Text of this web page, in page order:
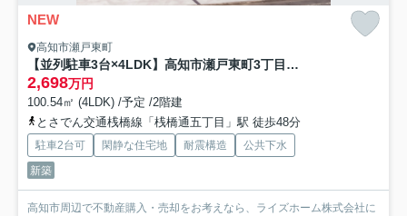
NEW
高知市瀬戸東町
【並列駐車3台×4LDK】高知市瀬戸東町3丁目建売1
2,698万円
100.54㎡ (4LDK) /予定 /2階建
とさでん交通桟橋線「桟橋通五丁目」駅 徒歩48分
駐車2台可 閑静な住宅地 耐震構造
公共下水
新築
高知市周辺で不動産購入・売却をお考えなら、ライズホーム株式会社に